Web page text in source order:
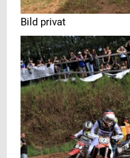
Bild privat